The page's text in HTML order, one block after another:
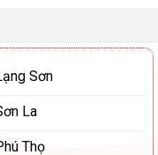
Sơn
La
Thọ